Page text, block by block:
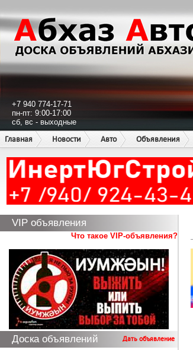
+7 940 774-17-71
пн-пт: 9:00-17:00
сб, вс - выходные
Главная
Новости Авто Объявления
VIP объявления
Что такое VIP-объявления?
Доска объявлений Дать объявление